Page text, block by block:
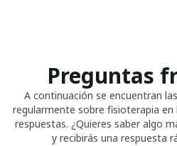
Preguntas
A continuación se encuentran
regularmente sobre fisioterapia
respuestas. ¿Quieres saber algo
y recibirás una respuesta